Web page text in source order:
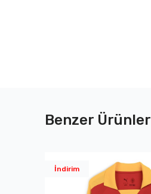
Benzer Ürünler
İndirim